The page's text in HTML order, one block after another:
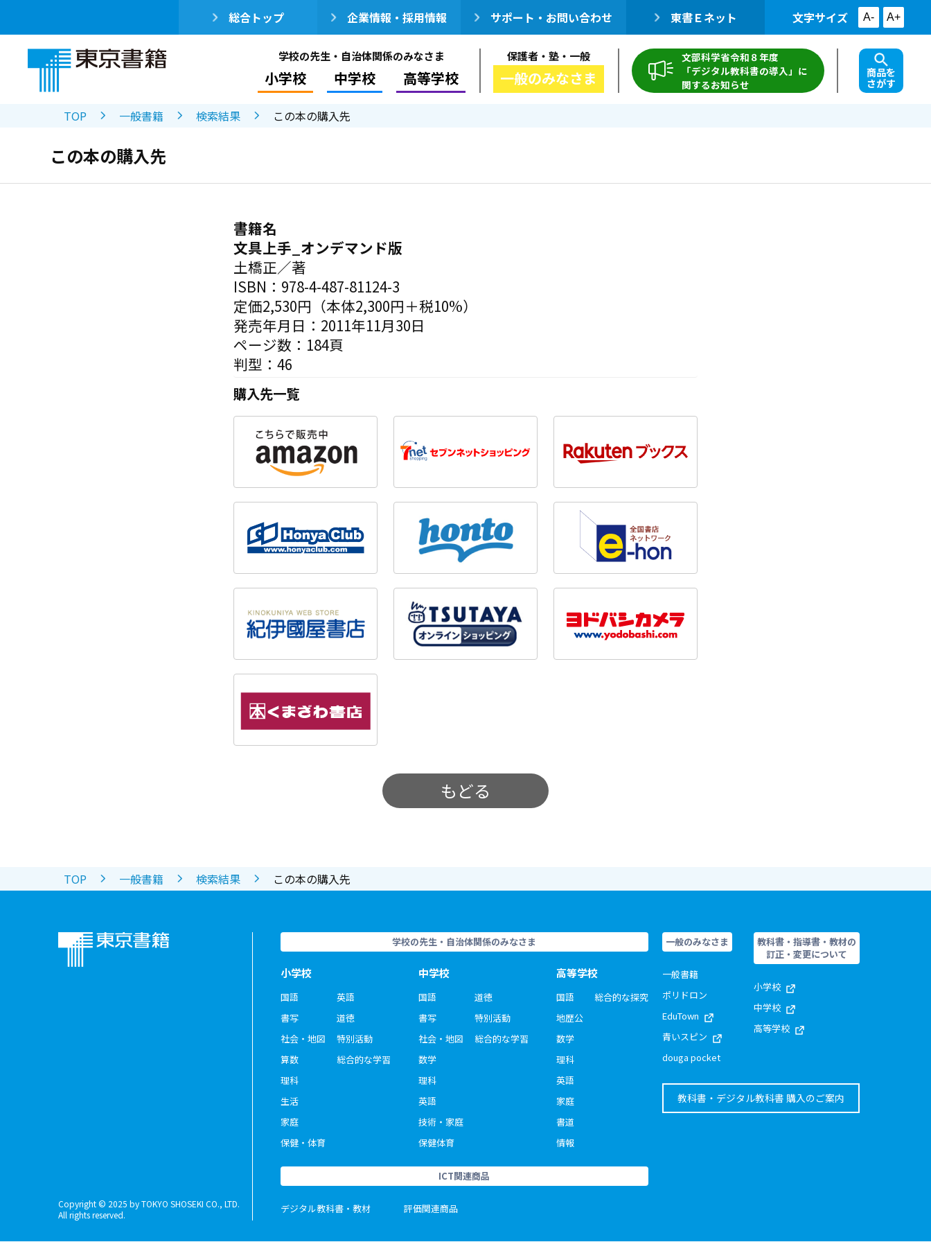
総合トップ 企業情報・採用情報 サポート・お問い合わせ 東書Ｅネット 文字サイズ A- A+
学校の先生・自治体関係のみなさま
小学校 中学校 高等学校
保護者・塾・一般
一般のみなさま
文部科学省令和８年度
「デジタル教科書の導入」に
関するお知らせ
商品を
さがす
TOP 一般書籍 検索結果 この本の購入先
この本の購入先
書籍名
文具上手_オンデマンド版
土橋正／著
ISBN：978-4-487-81124-3
定価2,530円（本体2,300円＋税10%）
発売年月日：2011年11月30日
ページ数：184頁
判型：46
購入先一覧
もどる
TOP 一般書籍 検索結果 この本の購入先
Copyright © 2025 by TOKYO SHOSEKI CO., LTD.
All rights reserved.
学校の先生・自治体関係のみなさま
小学校
国語
書写
社会・地図
算数
理科
生活
家庭
保健・体育
英語
道徳
特別活動
総合的な学習
中学校
国語
書写
社会・地図
数学
理科
英語
技術・家庭
保健体育
道徳
特別活動
総合的な学習
高等学校
国語
地歴公
数学
理科
英語
家庭
書道
情報
総合的な探究
ICT関連商品
デジタル教科書・教材 評価関連商品
一般のみなさま
一般書籍
ポリドロン
EduTown
青いスピン
douga pocket
教科書・指導書・教材の
訂正・変更について
小学校
中学校
高等学校
教科書・デジタル教科書 購入のご案内